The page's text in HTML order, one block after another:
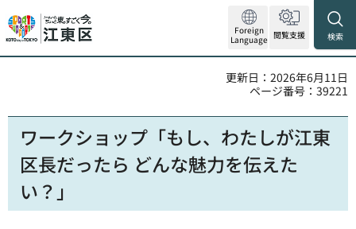
Foreign
Language 閲覧支援 検索
更新日：2026年6月11日
ページ番号：39221
ワークショップ「もし、わたしが江東
区長だったら どんな魅力を伝えた
い？」